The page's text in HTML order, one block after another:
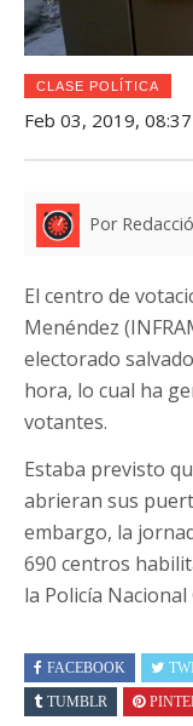
CLASE POLÍTICA
Feb 03, 2019,
Por
El centro de
Menéndez
electorado
hora, lo cual ha
votantes.
Estaba previsto
abrieran sus
embargo, la
690 centros
la Policía
FACEBOOK
TUMBLR